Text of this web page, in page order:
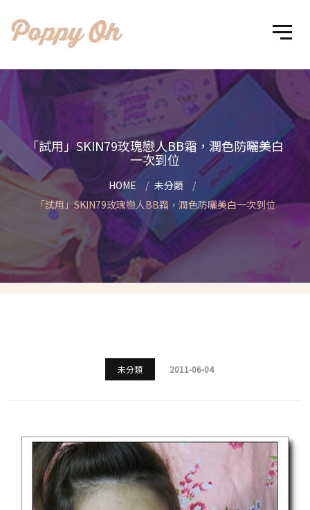
「試用」SKIN79玫瑰戀人BB霜，潤色防曬美白
一次到位
HOME
未分類
「試用」SKIN79玫瑰戀人BB霜，潤色防曬美白一次到位
未分類 2011-06-04